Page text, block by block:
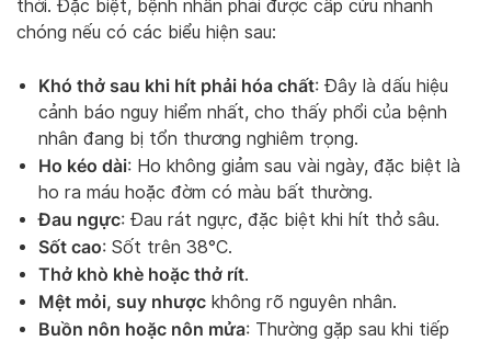
thời. Đặc biệt, bệnh nhân phải được cấp cứu nhanh
chóng nếu có các biểu hiện sau:
Khó thở sau khi hít phải hóa chất: Đây là dấu hiệu
cảnh báo nguy hiểm nhất, cho thấy phổi của bệnh
nhân đang bị tổn thương nghiêm trọng.
Ho kéo dài: Ho không giảm sau vài ngày, đặc biệt là
ho ra máu hoặc đờm có màu bất thường.
Đau ngực: Đau rát ngực, đặc biệt khi hít thở sâu.
Sốt cao: Sốt trên 38°C.
Thở khò khè hoặc thở rít.
Mệt mỏi, suy nhược không rõ nguyên nhân.
Buồn nôn hoặc nôn mửa: Thường gặp sau khi tiếp